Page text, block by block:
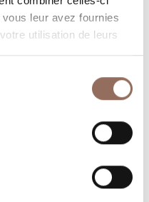
leur avez fournies
utilisation de leurs
en temps réel